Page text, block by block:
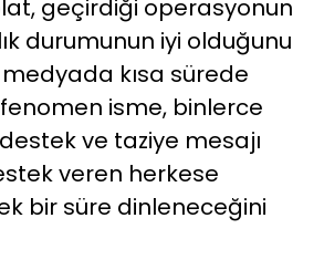
geçirdiği operasyonun
durumunun iyi olduğunu
kısa sürede
isme, binlerce
ve taziye mesajı
veren herkese
bir süre dinleneceğini